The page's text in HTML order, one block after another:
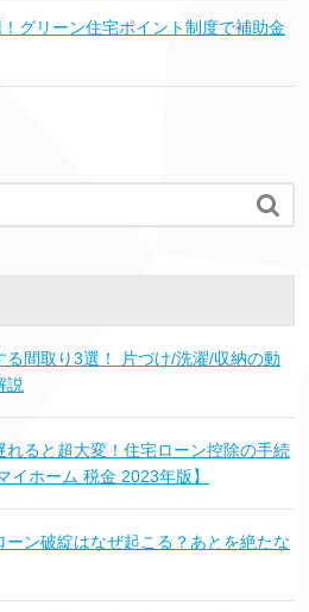
グリーン住宅ポイント制度で補助金

る間取り3選！ 片づけ/洗濯/収納の動
説
れると超大変！住宅ローン控除の手続
イホーム 税金 2023年版】
ーン破綻はなぜ起こる？あとを絶たな